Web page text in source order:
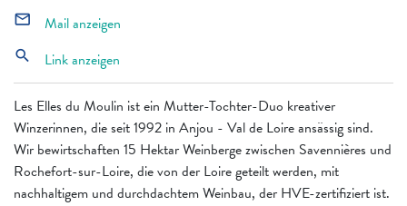
Les Elles du Moulin ist ein Mutter-Tochter-Duo kreativer
Winzerinnen, die seit 1992 in Anjou - Val de Loire ansässig sind.
Wir bewirtschaften 15 Hektar Weinberge zwischen Savennières und
Rochefort-sur-Loire, die von der Loire geteilt werden, mit
nachhaltigem und durchdachtem Weinbau, der HVE-zertifiziert ist.
mail_outline Mail anzeigen
search Link anzeigen